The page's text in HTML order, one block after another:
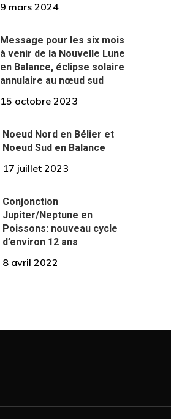
9 mars 2024
Message pour les six mois
à venir de la Nouvelle Lune
en Balance, éclipse solaire
annulaire au nœud sud
15 octobre 2023
Noeud Nord en Bélier et
Noeud Sud en Balance
17 juillet 2023
Conjonction
Jupiter/Neptune en
Poissons: nouveau cycle
d’environ 12 ans
8 avril 2022